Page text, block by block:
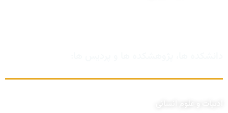
ادبیات و علوم انسانی